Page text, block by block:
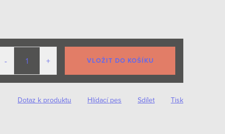
VLOŽIT DO KOŠÍKU
Tisk
Dotaz k produktu Hlídací pes Sdílet